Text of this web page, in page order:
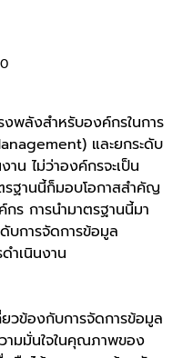
พลังสำหรับองค์กรในการ
และยกระดับ
น ไม่ว่าองค์กรจะเป็น
รฐานนี้ก็มอบโอกาสสำคัญ
ร การนำมาตรฐานนี้มา
บการจัดการข้อมูล
ำเนินงาน
วข้องกับการจัดการข้อมูล
ามมั่นใจในคุณภาพของ